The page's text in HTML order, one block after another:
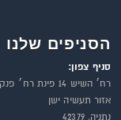
הסניפים שלנו
סניף צפון:
רח׳ השיש 14 פינת רח׳ פנקס
אזור תעשיה ישן
נתניה, 42379